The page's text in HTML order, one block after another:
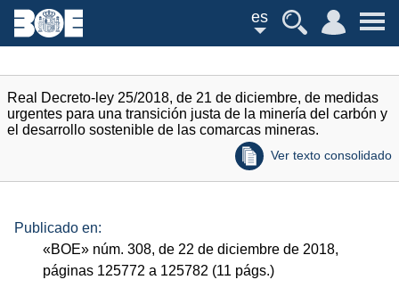
es
Real Decreto-ley 25/2018, de 21 de diciembre, de medidas
urgentes para una transición justa de la minería del carbón y
el desarrollo sostenible de las comarcas mineras.
Ver texto consolidado
Publicado en:
«BOE» núm. 308, de 22 de diciembre de 2018,
páginas 125772 a 125782 (11 págs.)